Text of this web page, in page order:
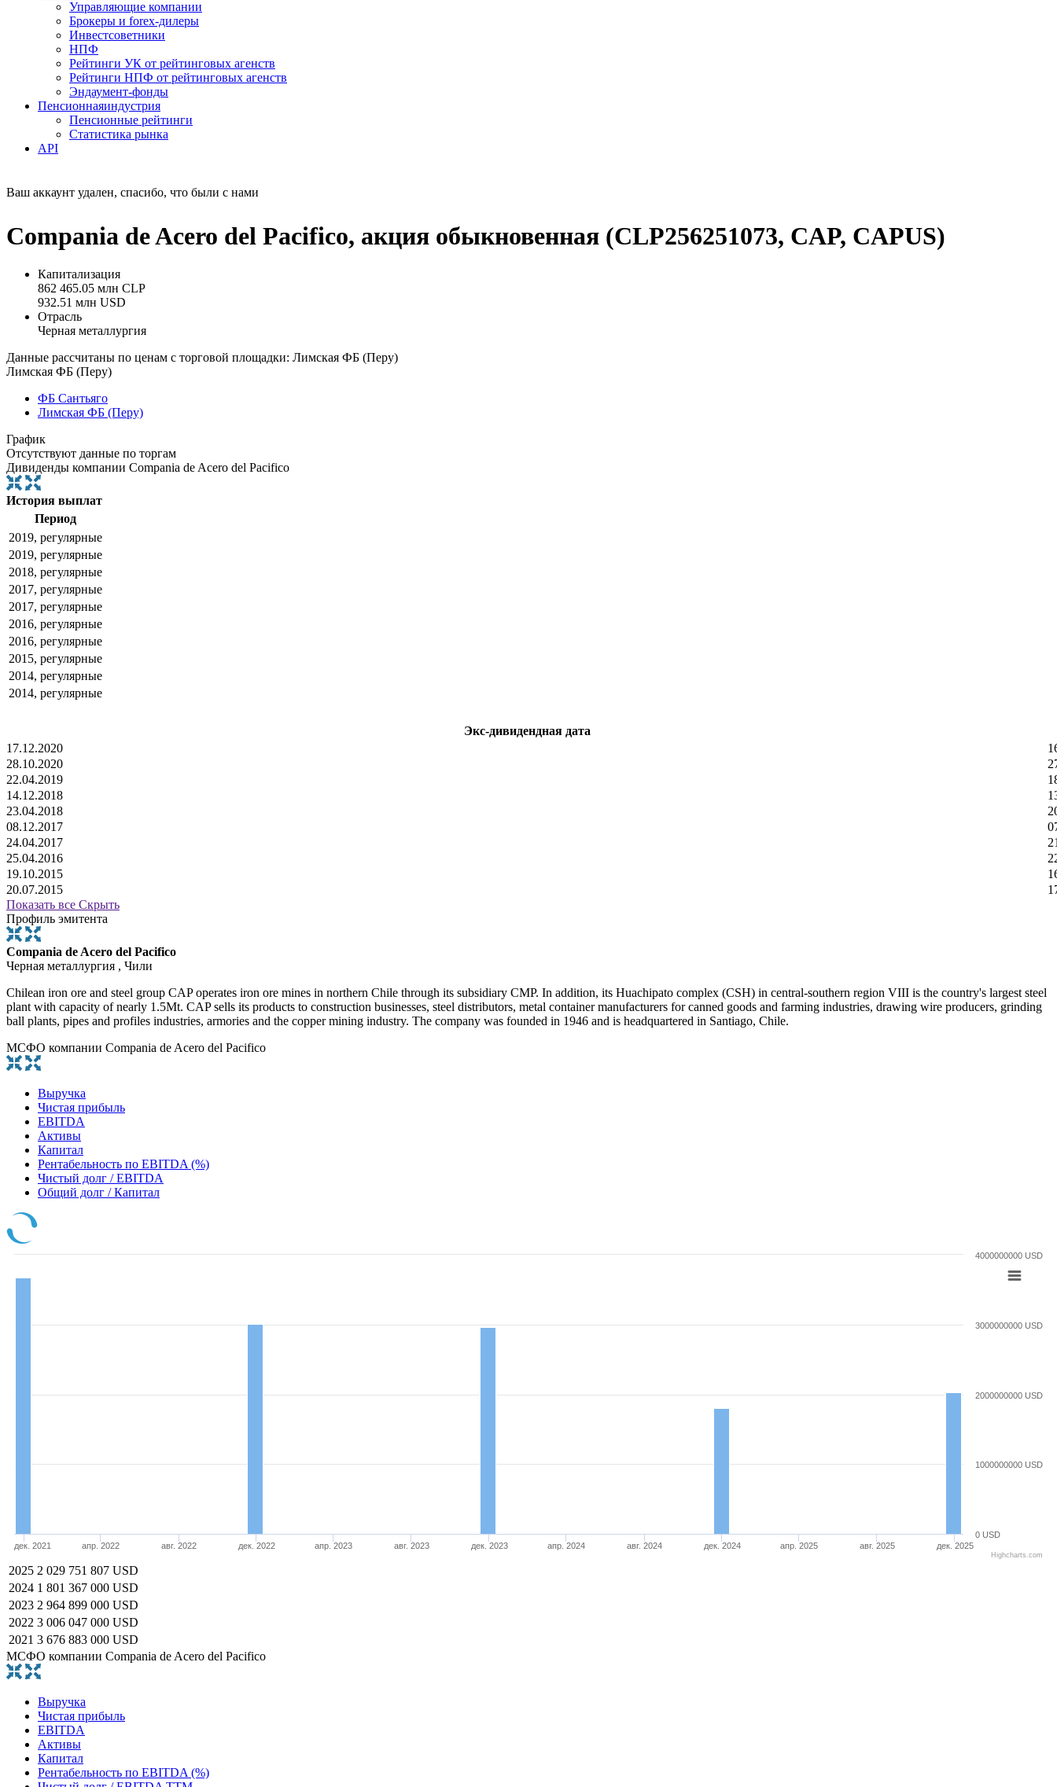
Управляющие компании
Брокеры и forex-дилеры
Инвестсоветники
НПФ
Рейтинги УК от рейтинговых агенств
Рейтинги НПФ от рейтинговых агенств
Эндаумент-фонды
Пенсионнаяиндустрия
Пенсионные рейтинги
Статистика рынка
API
Ваш аккаунт удален, спасибо, что были с нами
Compania de Acero del Pacifico, акция обыкновенная (CLP256251073, CAP, CAPUS)
Капитализация
862 465.05 млн CLP
932.51 млн USD
Отрасль
Черная металлургия
Данные рассчитаны по ценам с торговой площадки: Лимская ФБ (Перу)
Лимская ФБ (Перу)
ФБ Сантьяго
Лимская ФБ (Перу)
График
Отсутствуют данные по торгам
Дивиденды компании Compania de Acero del Pacifico
История выплат
Период
2019, регулярные
2019, регулярные
2018, регулярные
2017, регулярные
2017, регулярные
2016, регулярные
2016, регулярные
2015, регулярные
2014, регулярные
2014, регулярные
Экс-дивидендная дата
17.12.2020
28.10.2020
22.04.2019
14.12.2018
23.04.2018
08.12.2017
24.04.2017
25.04.2016
19.10.2015
20.07.2015
Показать все Скрыть
Профиль эмитента
Compania de Acero del Pacifico
Черная металлургия , Чили
Chilean iron ore and steel group CAP operates iron ore mines in northern Chile through its subsidiary CMP. In addition, its Huachipato complex (CSH) in central-southern region VIII is the country's largest steel
plant with capacity of nearly 1.5Mt. CAP sells its products to construction businesses, steel distributors, metal container manufacturers for canned goods and farming industries, drawing wire producers, grinding
ball plants, pipes and profiles industries, armories and the copper mining industry. The company was founded in 1946 and is headquartered in Santiago, Chile.
МСФО компании Compania de Acero del Pacifico
Выручка
Чистая прибыль
EBITDA
Активы
Капитал
Рентабельность по EBITDA (%)
Чистый долг / EBITDA
Общий долг / Капитал
дек. 2021 апр. 2022 авг. 2022 дек. 2022 апр. 2023 авг. 2023 дек. 2023 апр. 2024 авг. 2024 дек. 2024 апр. 2025 авг. 2025 дек. 2025
0 USD
1000000000 USD
2000000000 USD
3000000000 USD
4000000000 USD
Highcharts.com
2025 2 029 751 807 USD
2024 1 801 367 000 USD
2023 2 964 899 000 USD
2022 3 006 047 000 USD
2021 3 676 883 000 USD
МСФО компании Compania de Acero del Pacifico
Выручка
Чистая прибыль
EBITDA
Активы
Капитал
Рентабельность по EBITDA (%)